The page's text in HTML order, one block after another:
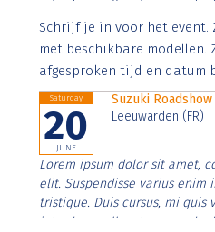
interdum nulla, ut commodo
Aenean faucibus nibh et
imperdiet. Nunc ut sem vitae
Schrijf je in voor het event.
met beschikbare modellen.
afgesproken tijd en datum
Saturday
20
JUNE
Suzuki Roadshow
Leeuwarden (FR)
Lorem ipsum dolor sit amet,
elit. Suspendisse varius enim
tristique. Duis cursus, mi quis
interdum nulla, ut commodo